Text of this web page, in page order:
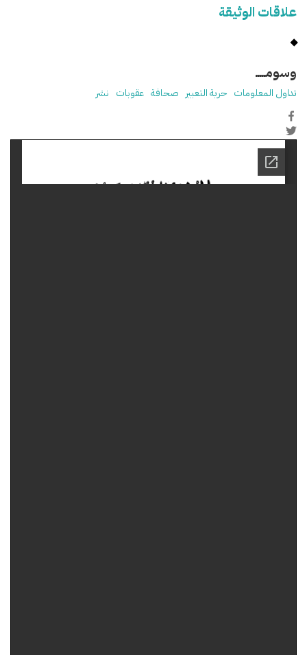
علاقات الوثيقة
وسومـــــ
تداول المعلومات حرية التعبير صحافة عقوبات نشر